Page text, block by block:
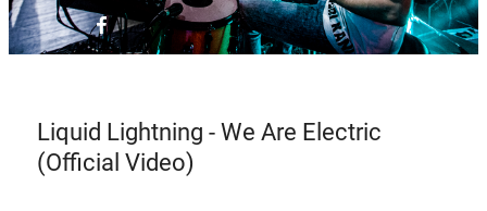
Liquid Lightning - We Are Electric
(Official Video)